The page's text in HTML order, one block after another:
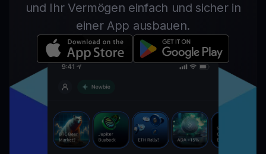
und Ihr Vermögen einfach und sicher in
einer App ausbauen.